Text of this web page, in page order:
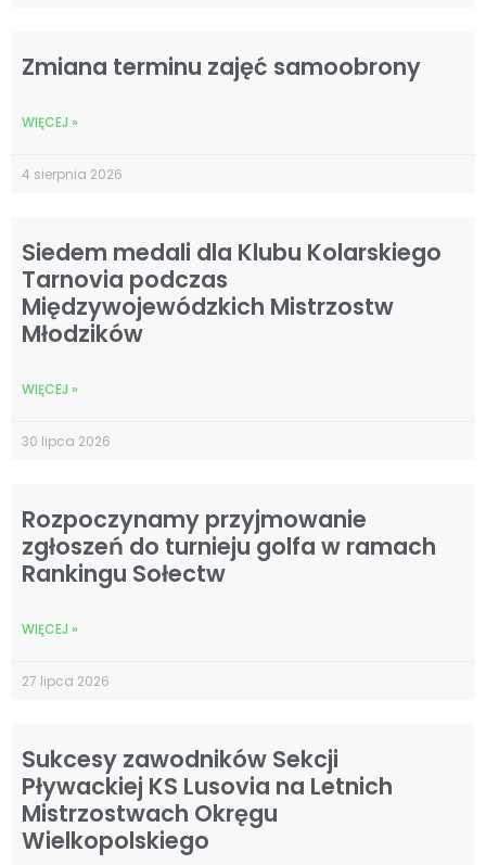
Zmiana terminu zajęć samoobrony
WIĘCEJ »
4 sierpnia 2026
Siedem medali dla Klubu Kolarskiego
Tarnovia podczas
Międzywojewódzkich Mistrzostw
Młodzików
WIĘCEJ »
30 lipca 2026
Rozpoczynamy przyjmowanie
zgłoszeń do turnieju golfa w ramach
Rankingu Sołectw
WIĘCEJ »
27 lipca 2026
Sukcesy zawodników Sekcji
Pływackiej KS Lusovia na Letnich
Mistrzostwach Okręgu
Wielkopolskiego